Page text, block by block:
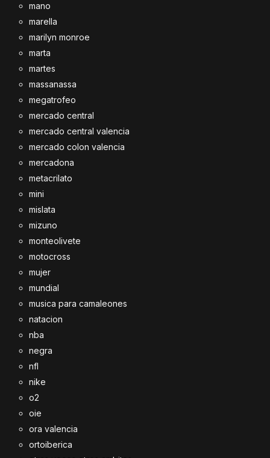
mano
marella
marilyn monroe
marta
martes
massanassa
megatrofeo
mercado central
mercado central valencia
mercado colon valencia
mercadona
metacrilato
mini
mislata
mizuno
monteolivete
motocross
mujer
mundial
musica para camaleones
natacion
nba
negra
nfl
nike
o2
oie
ora valencia
ortoiberica